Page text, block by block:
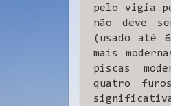
pelo vigia
não deve
(usado até
mais
piscas
quatro